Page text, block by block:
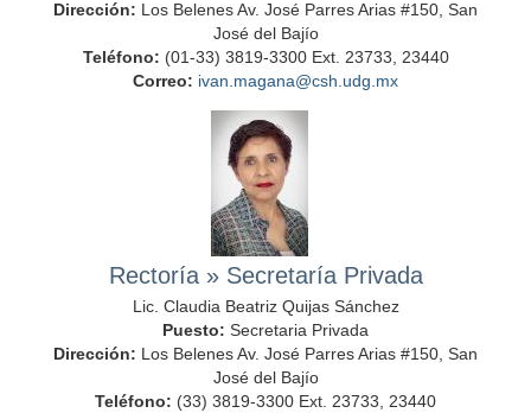
Dirección: Los Belenes Av. José Parres Arias #150, San
José del Bajío
Teléfono: (01-33) 3819-3300 Ext. 23733, 23440
Correo: ivan.magana@csh.udg.mx
Rectoría» Secretaría Privada
Lic. Claudia Beatriz Quijas Sánchez
Puesto: Secretaria Privada
Dirección: Los Belenes Av. José Parres Arias #150, San
José del Bajío
Teléfono: (33) 3819-3300 Ext. 23733, 23440